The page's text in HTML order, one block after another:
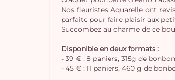
Nos fleuristes Aquarelle ont
parfaite pour faire plaisir aux
Succombez au charme de ce
Disponible en deux formats :
- 39 € : 8 paniers, 315g de
- 45 € : 11 paniers, 460 g de